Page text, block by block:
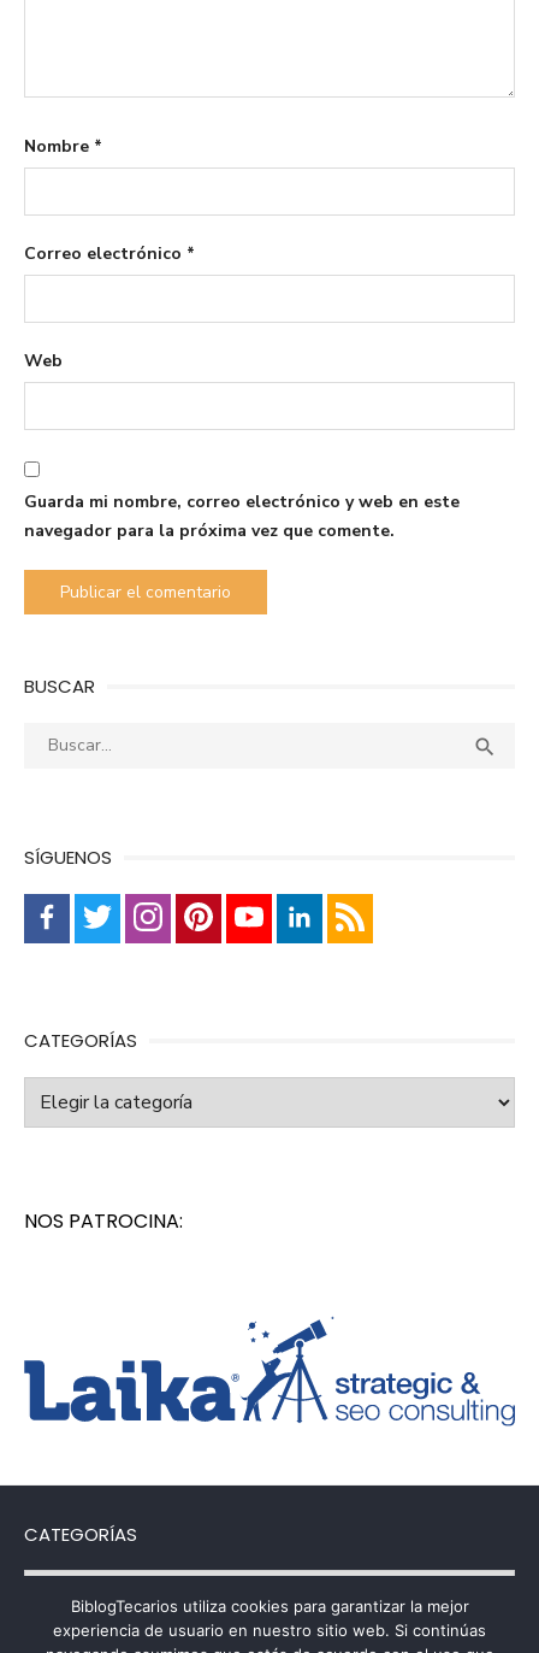
Nombre *
Correo electrónico *
Web
Guarda mi nombre, correo electrónico y web en este
navegador para la próxima vez que comente.
BUSCAR
Buscar: 
SÍGUENOS
CATEGORÍAS
Categorías
NOS PATROCINA:
CATEGORÍAS
Categorías
BiblogTecarios utiliza cookies para garantizar la mejor
experiencia de usuario en nuestro sitio web. Si continúas